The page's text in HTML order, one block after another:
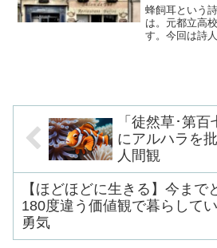
蜂飼耳という
は。元都立高
す。今回は詩
「徒然草･第
にアルハラを
人間観
【ほどほどに生きる】今まで
180度違う価値観で暮らしてい
勇気